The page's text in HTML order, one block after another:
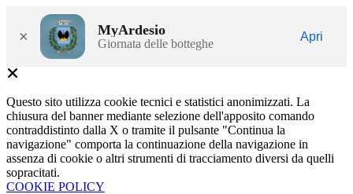
× MyArdesio
Giornata delle botteghe
Apri
Questo sito utilizza cookie tecnici e statistici anonimizzati. La
chiusura del banner mediante selezione dell'apposito comando
contraddistinto dalla X o tramite il pulsante "Continua la
navigazione" comporta la continuazione della navigazione in
assenza di cookie o altri strumenti di tracciamento diversi da quelli
sopracitati.
COOKIE POLICY